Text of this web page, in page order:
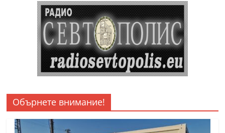
Обърнете внимание!